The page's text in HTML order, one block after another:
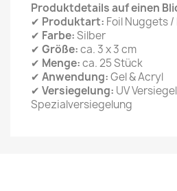
Produktdetails auf einen
✔ Produktart: Foil Nuggets
✔ Farbe:Silber
✔ Größe:ca. 3 x 3 cm
✔ Menge:ca. 25 Stück
✔ Anwendung:Gel & Acryl
✔ Versiegelung: UV
Spezialversiegelung